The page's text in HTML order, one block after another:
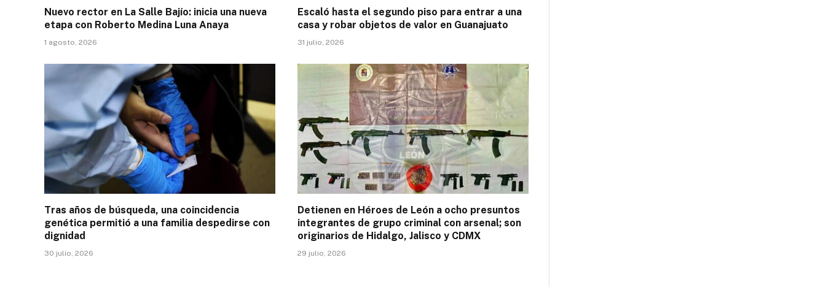
Nuevo rector en La Salle Bajío: inicia una nueva
etapa con Roberto Medina Luna Anaya
1 agosto, 2026
Escaló hasta el segundo piso para entrar a una
casa y robar objetos de valor en Guanajuato
31 julio, 2026
Tras años de búsqueda, una coincidencia
genética permitió a una familia despedirse con
dignidad
30 julio, 2026
Detienen en Héroes de León a ocho presuntos
integrantes de grupo criminal con arsenal; son
originarios de Hidalgo, Jalisco y CDMX
29 julio, 2026